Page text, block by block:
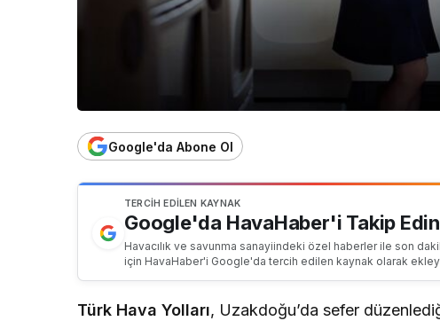
Google'da Abone Ol
TERCIH EDILEN KAYNAK
Google'da HavaHaber'i Takip Edin
Havacılık ve savunma sanayiindeki özel haberler ile son
için HavaHaber'i Google'da tercih edilen kaynak olarak
Türk Hava Yolları, Uzakdoğu’da sefer